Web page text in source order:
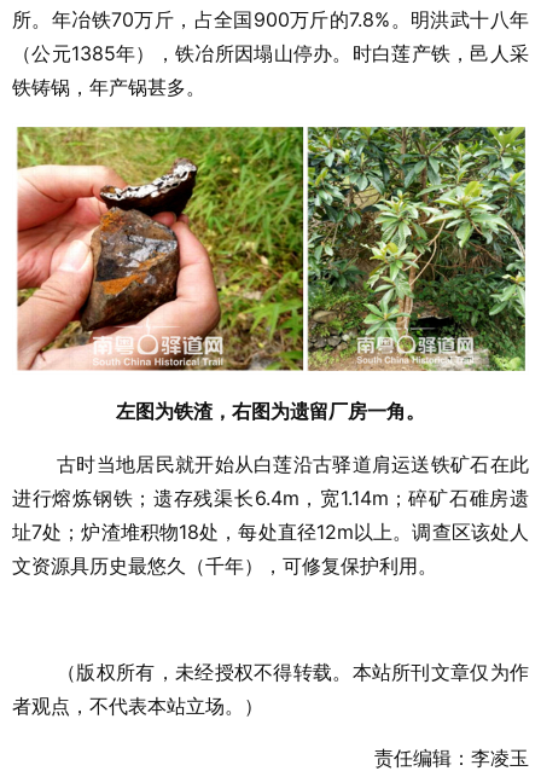
所。年冶铁70万斤，占全国900万斤的7.8%。明洪武十八年
（公元1385年），铁冶所因塌山停办。时白莲产铁，邑人采
铁铸锅，年产锅甚多。
左图为铁渣，右图为遗留厂房一角。
古时当地居民就开始从白莲沿古驿道肩运送铁矿石在此
进行熔炼钢铁；遗存残渠长6.4m，宽1.14m；碎矿石碓房遗
址7处；炉渣堆积物18处，每处直径12m以上。调查区该处人
文资源具历史最悠久（千年），可修复保护利用。
（版权所有，未经授权不得转载。本站所刊文章仅为作
者观点，不代表本站立场。）
责任编辑：李凌玉